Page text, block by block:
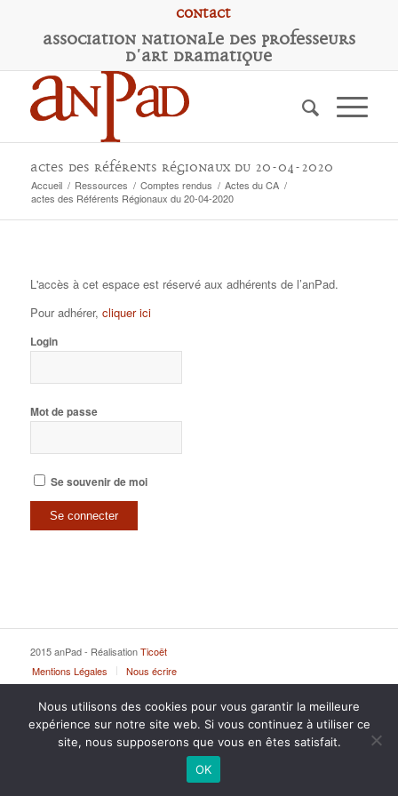
Contact
Association Nationale des Professeurs
d'Art Dramatique
actes des Référents Régionaux du 20-04-2020
Accueil / Ressources / Comptes rendus / Actes du CA /
actes des Référents Régionaux du 20-04-2020
L'accès à cet espace est réservé aux adhérents de l’anPad.
Pour adhérer, cliquer ici
Login
Mot de passe
Se souvenir de moi
2015 anPad - RéalisationTicoët
Mentions Légales
Nous écrire
Nous utilisons des cookies pour vous garantir la meilleure
expérience sur notre site web. Si vous continuez à utiliser ce
site, nous supposerons que vous en êtes satisfait.
OK